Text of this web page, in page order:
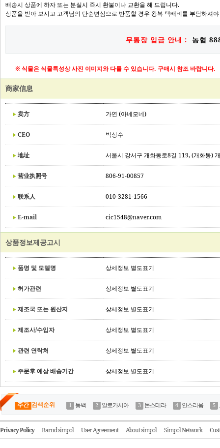
배송시 상품에 하자 또는 분실시 즉시 환불이나 교환을 해 드립니다.
상품을 받아 보시고 고객님의 단순변심으로 반품할 경우 왕복 택배비를 부담하셔
무통장 입금 안내 : 농협
※ 식물은 식물특성상 사진 이미지와 다를 수 있습니다. 구매시 참조 바랍니다.
商家信息
卖方 가연 (아네모네)
CEO 박상수
地址 서울시 강서구 개화동로8길 119, (개화동)
营业执照号 806-91-00857
联系人 010-3281-1566
E-mail cic1548@naver.com
상품정보제공고시
품명 및 모델명 상세정보 별도표기
허가관련 상세정보 별도표기
제조국 또는 원산지 상세정보 별도표기
제조사/수입자 상세정보 별도표기
관련 연락처 상세정보 별도표기
주문후 예상 배송기간 상세정보 별도표기
주간 검색순위 동백 알로카시아 몬스테라 안스리움
Privacy Policy Barnd simpol User Agreement About simpol Simpol Network